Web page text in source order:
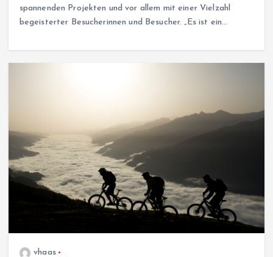
spannenden Projekten und vor allem mit einer Vielzahl
begeisterter Besucherinnen und Besucher. „Es ist ein…
vhaas